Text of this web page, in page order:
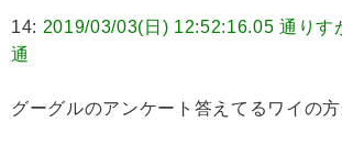
14: 2019/03/03(日) 12:52:16.05 通りす
通
グーグルのアンケート答えてるワイの